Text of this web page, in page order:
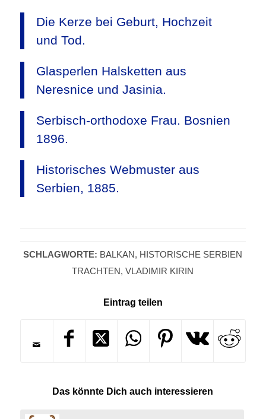
Die Kerze bei Geburt, Hochzeit
und Tod.
Glasperlen Halsketten aus
Neresnice und Jasinia.
Serbisch-orthodoxe Frau. Bosnien
1896.
Historisches Webmuster aus
Serbien, 1885.
SCHLAGWORTE: BALKAN, HISTORISCHE SERBIEN
TRACHTEN,VLADIMIR KIRIN
Eintrag teilen
Das könnte Dich auch interessieren